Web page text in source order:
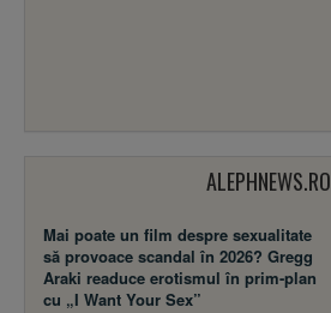
ALEPHNEWS.RO
Mai poate un film despre sexualitate
să provoace scandal în 2026? Gregg
Araki readuce erotismul în prim-plan
cu „I Want Your Sex”